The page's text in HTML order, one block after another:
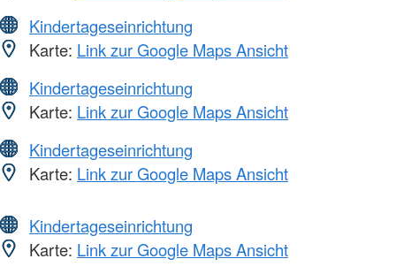
Kindertageseinrichtung
Karte: Link zur Google Maps Ansicht
Kindertageseinrichtung
Karte: Link zur Google Maps Ansicht
Kindertageseinrichtung
Karte: Link zur Google Maps Ansicht
Kindertageseinrichtung
Karte: Link zur Google Maps Ansicht